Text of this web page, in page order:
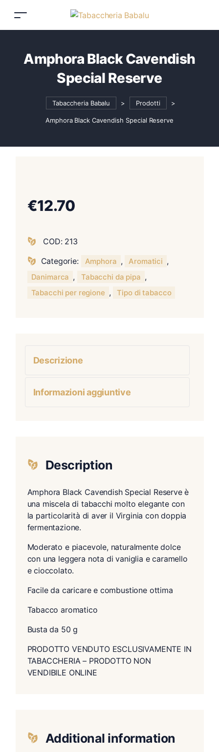
Amphora Black Cavendish
Special Reserve
Tabaccheria Babalu > Prodotti >
Amphora Black Cavendish Special Reserve
€12.70
COD: 213
Categorie:
Amphora , Aromatici ,
Danimarca , Tabacchi da pipa ,
Tabacchi per regione , Tipo di tabacco
Descrizione
Informazioni aggiuntive
Description
Amphora Black Cavendish Special Reserve è
una miscela di tabacchi molto elegante con
la particolarità di aver il Virginia con doppia
fermentazione.
Moderato e piacevole, naturalmente dolce
con una leggera nota di vaniglia e caramello
e cioccolato.
Facile da caricare e combustione ottima
Tabacco aromatico
Busta da 50 g
PRODOTTO VENDUTO ESCLUSIVAMENTE IN
TABACCHERIA – PRODOTTO NON
VENDIBILE ONLINE
Additional information